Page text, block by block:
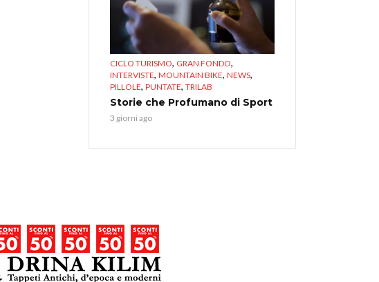
CICLO TURISMO, GRAN FONDO,
INTERVISTE, MOUNTAIN BIKE, NEWS,
PILLOLE, PUNTATE, TRILAB
Storie che Profumano di Sport
3 giorni ago